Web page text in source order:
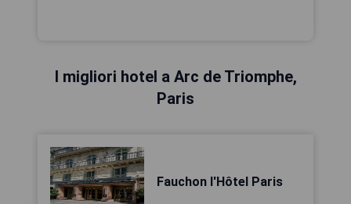
I migliori hotel a Arc de Triomphe,
Paris
Fauchon l'Hôtel Paris